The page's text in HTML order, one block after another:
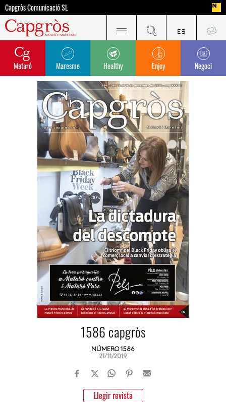
Capgròs Comunicació SL
Mataró Maresme Healthy Enjoy Negoci
1586 capgròs
NÚMERO 1586
21/11/2019
Llegir revista